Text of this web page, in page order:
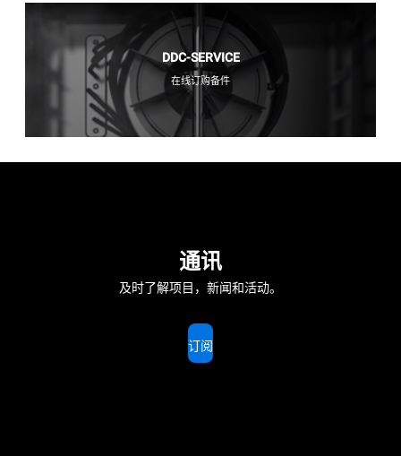
DDC-SERVICE
在线订购备件
通讯
及时了解项目，新闻和活动。
订阅